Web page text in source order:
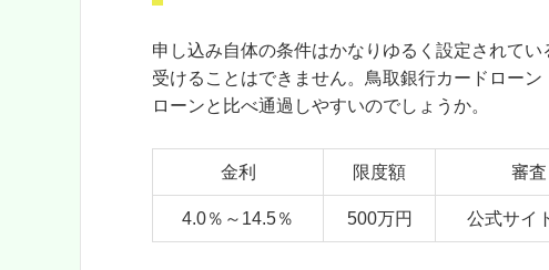
申し込み自体の条件はかなりゆるく設定されて
受けることはできません。鳥取銀行カードロー
ローンと比べ通過しやすいのでしょうか。
金利 限度額 審査
4.0％～14.5％ 500万円 公式サイ